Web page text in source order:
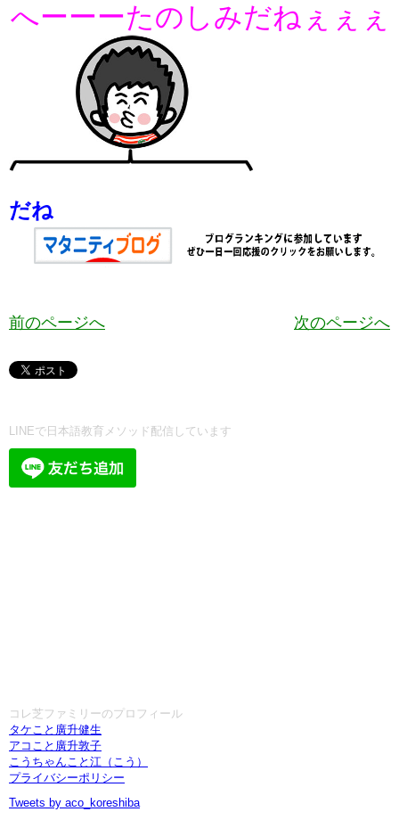
へーーーたのしみだねぇぇぇ
だね
前のページへ 次のページへ
LINEで日本語教育メソッド配信しています
コレ芝ファミリーのプロフィール
タケこと廣升健生
アコこと廣升敦子
こうちゃんこと江（こう）
プライバシーポリシー
Tweets by aco_koreshiba